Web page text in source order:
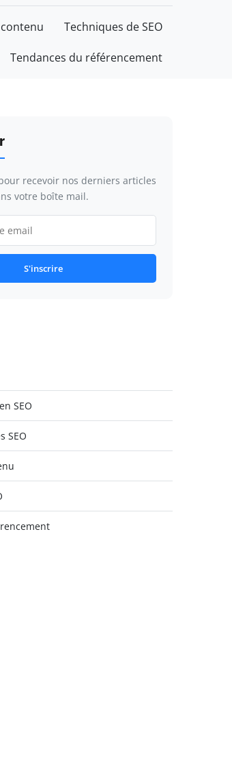
Techniques de SEO
Tendances du référencement
recevoir nos derniers articles
votre boîte mail.
S'inscrire
SEO
SEO